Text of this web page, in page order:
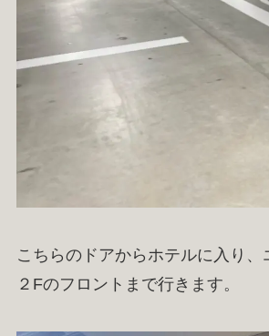
こちらのドアからホテルに入り、
２Fのフロントまで行きます。